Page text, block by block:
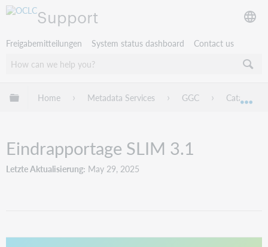
Support
Freigabemitteilungen System status dashboard Contact us
Globale Hierarchie expandieren/verbergen
Home Metadata Services GGC
Eindrapportage SLIM 3.1
Letzte Aktualisierung May 29, 2025